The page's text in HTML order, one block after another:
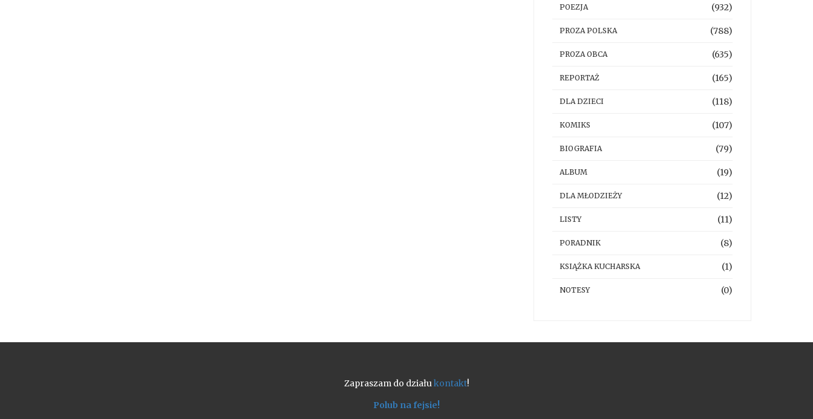
POEZJA (932)
PROZA POLSKA (788)
PROZA OBCA (635)
REPORTAŻ (165)
DLA DZIECI (118)
KOMIKS (107)
BIOGRAFIA (79)
ALBUM (19)
DLA MŁODZIEŻY (12)
LISTY (11)
PORADNIK (8)
KSIĄŻKA KUCHARSKA (1)
NOTESY (0)
Zapraszam do działukontakt!
Polub na fejsie!